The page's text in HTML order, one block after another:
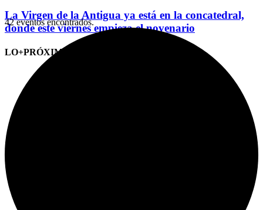
La Virgen de la Antigua ya está en la concatedral,
donde este viernes empieza el novenario
LO+PRÓXIMO (CITAS)
42 eventos encontrados.